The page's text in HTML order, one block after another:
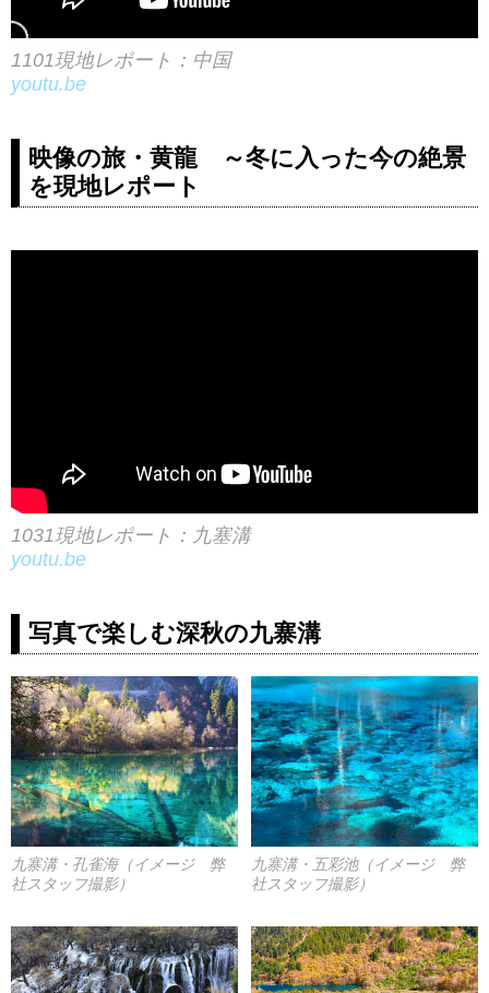
1101現地レポート：中国
youtu.be
映像の旅・黄龍 ～冬に入った今の絶景
を現地レポート
1031現地レポート：九塞溝
youtu.be
写真で楽しむ深秋の九寨溝
九寨溝・孔雀海（イメージ 弊
社スタッフ撮影）
九寨溝・五彩池（イメージ 弊
社スタッフ撮影）